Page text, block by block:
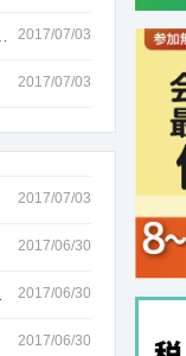
2017/07/03
2017/07/03
2017/07/03
2017/06/30
2017/06/30
2017/06/30